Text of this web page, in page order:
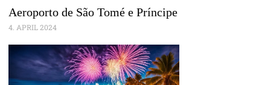
Aeroporto de São Tomé e Príncipe
4. APRIL 2024